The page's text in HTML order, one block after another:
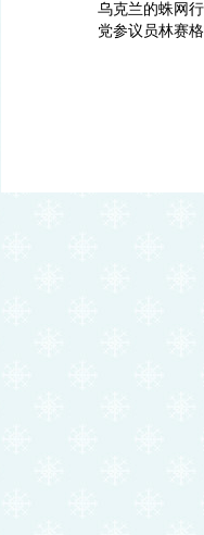
乌克兰的蛛网
党参议员林赛